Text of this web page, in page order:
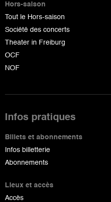
Hors-saison
Tout le Hors-saison
Société des concerts
Theater in Freiburg
OCF
NOF
Infos pratiques
Billets et abonnements
Infos billetterie
Abonnements
Lieux et accès
Accès